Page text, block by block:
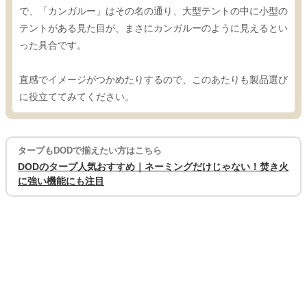
で、「カンガルー」はその名の通り、大型テントの中に小型の
テントがある見た目が、まさにカンガルーのように見えるとい
った具合です。
直感でイメージがつかめたりするので、このあたりも製品選び
に役立ててみてください。
タープもDODで揃えたい方はこちら
DODのタープ人気おすすめ｜ネーミングだけじゃない！焚き火
に強い機能にも注目